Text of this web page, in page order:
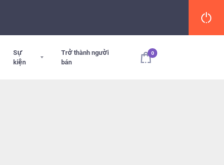
Sự
kiện
Trở thành người
bán
0